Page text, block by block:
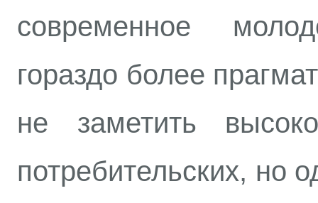
современное
гораздо более
не заметить
потребительских, но